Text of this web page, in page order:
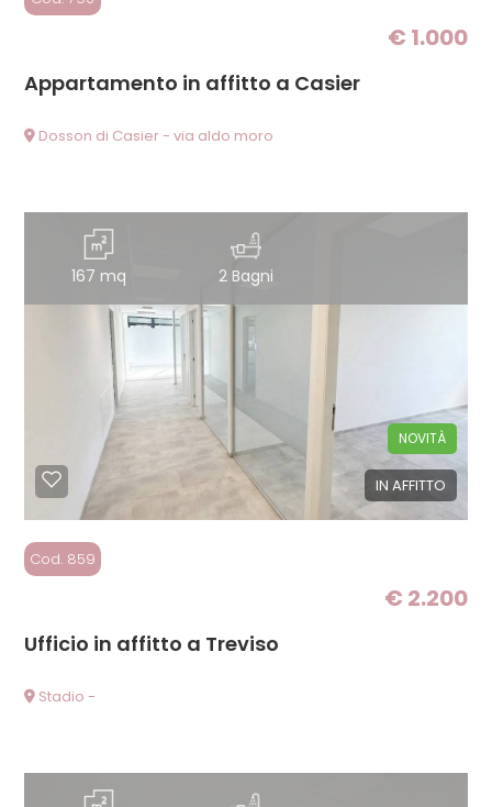
€ 1.000
Appartamento in affitto a Casier
Dosson di Casier - via aldo moro
167 mq 2 Bagni
IN AFFITTO
NOVITÀ
Cod. 859
€ 2.200
Ufficio in affitto a Treviso
Stadio -
5+
multiscelta
Giardino
Arredato